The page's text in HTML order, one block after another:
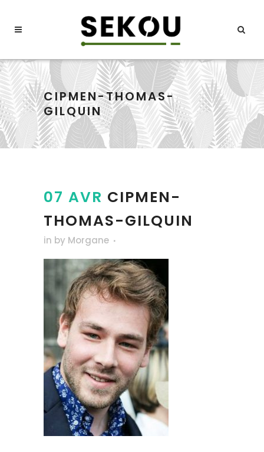
CIPMEN-THOMAS-
GILQUIN
07 AVR CIPMEN-
THOMAS-GILQUIN
in by Morgane